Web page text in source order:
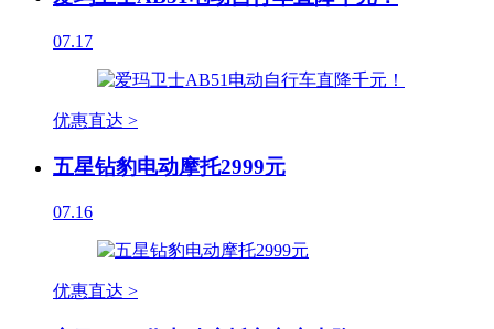
07.17
优惠直达 >
五星钻豹电动摩托2999元
07.16
优惠直达 >